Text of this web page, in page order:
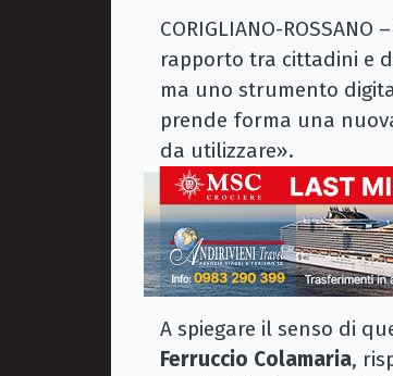
CORIGLIANO-
rapporto tra cittadini e
ma uno strumento
prende forma una
da utilizzare».
A spiegare il senso di
Ferruccio Colamaria,